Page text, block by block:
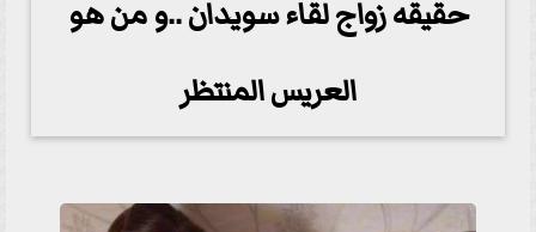
حقيقه زواج لقاء سويدان ..و من هو
العريس المنتظر